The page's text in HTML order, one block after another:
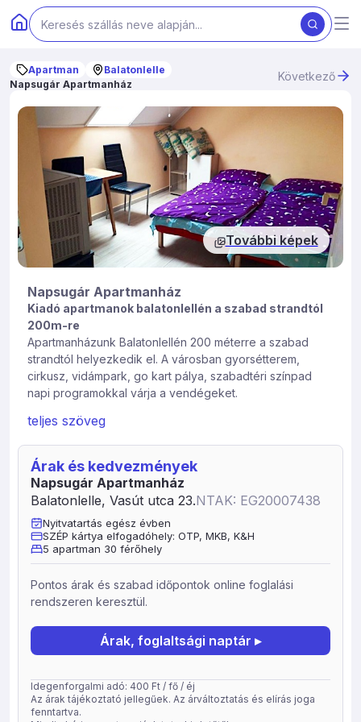
Apartman
Balatonlelle
Napsugár Apartmanház
Következő
További képek
Napsugár Apartmanház
Kiadó apartmanok balatonlellén a szabad strandtól
200m-re
Apartmanházunk Balatonlellén 200 méterre a szabad
strandtól helyezkedik el. A városban gyorsétterem,
cirkusz, vidámpark, go kart pálya, szabadtéri színpad
napi programokkal várja a vendégeket.
Apartmanházunkban 1 db 5 személyes, 2 db 7 személyes
nyugágyakkal, trambulinnal,ping-pong asztallal,
bográcsozó-, grillező hellyel, ahol reméljük vendégeink
egyből otthon érzik majd magukat.
Fontos. házunkban tekintettel kell lenni a többi vendégre
is, ezért este 10 óra után kérném a csendre vonatkozó
szabályokat betartani. Az apartmanház területén nem
megengedett a hangszórók használata. zenét hallgatni
lehet olyan hangosan, hogy a többi vendéget ne zavarja.
utószezont kérném választani.
teljes szöveg
Árak és kedvezmények
Napsugár Apartmanház
Balatonlelle, Vasút utca 23.NTAK: EG20007438
Nyitvatartás egész évben
SZÉP kártya elfogadóhely: OTP, MKB, K&H
5 apartman 30 férőhely
Pontos árak és szabad időpontok online foglalási
rendszeren keresztül.
Árak, foglaltsági naptár ▸
Idegenforgalmi adó: 400 Ft / fő / éj
Az árak tájékoztató jellegűek. Az árváltoztatás és elírás joga
fenntartva.